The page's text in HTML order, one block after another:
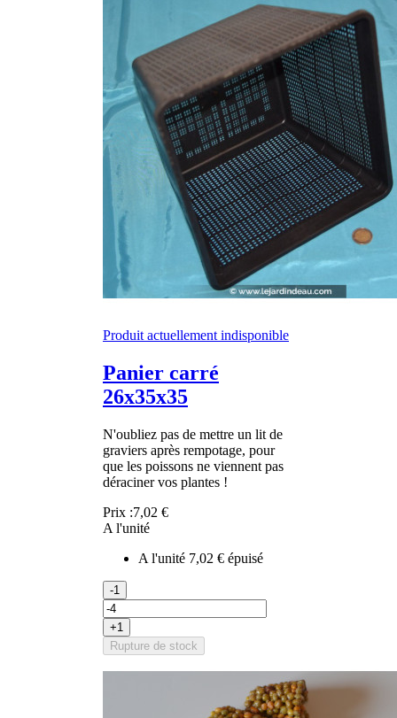
Produit actuellement indisponible
Panier carré
26x35x35
N'oubliez pas de mettre un lit de
graviers après rempotage, pour
que les poissons ne viennent pas
déraciner vos plantes !
Prix :7,02 €
A l'unité
A l'unité 7,02 € épuisé
-1
+1
Rupture de stock